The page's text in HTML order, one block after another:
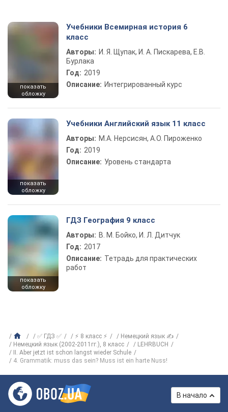
показать
обложку
Учебники Всемирная история 6
класс
Авторы: И. Я. Щупак, И. А. Пискарева, Е.В.
Бурлака
Год: 2019
Описание: Интегрированный курс
показать
обложку
Учебники Английский язык 11 класс
Авторы: М.А. Нерсисян, А.О. Пироженко
Год: 2019
Описание: Уровень стандарта
показать
обложку
ГДЗ География 9 класс
Авторы: В. М. Бойко, И. Л. Дитчук
Год: 2017
Описание: Тетрадь для практических
работ
✅ ГДЗ ✅ ⚡ 8 класс ⚡
Немецкий язык ✍
Немецкий язык (2002-2011гг.), 8 класс
LEHRBUCH
II. Aber jetzt ist schon langst wieder Schule
4. Grammatik: muss das sein? Muss ist ein harte Nuss!
В начало